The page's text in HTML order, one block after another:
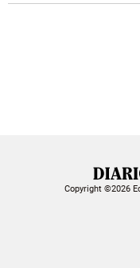
Copyright ©2026